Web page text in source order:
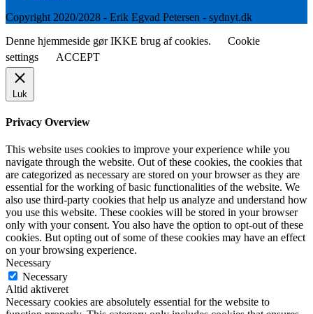
Copyright 2020/2028 - Erik Egvad Petersen - sydnyt.dk
Denne hjemmeside gør IKKE brug af cookies.
Cookie
settings
ACCEPT
Luk
Privacy Overview
This website uses cookies to improve your experience while you
navigate through the website. Out of these cookies, the cookies that
are categorized as necessary are stored on your browser as they are
essential for the working of basic functionalities of the website. We
also use third-party cookies that help us analyze and understand how
you use this website. These cookies will be stored in your browser
only with your consent. You also have the option to opt-out of these
cookies. But opting out of some of these cookies may have an effect
on your browsing experience.
Necessary
Necessary
Altid aktiveret
Necessary cookies are absolutely essential for the website to